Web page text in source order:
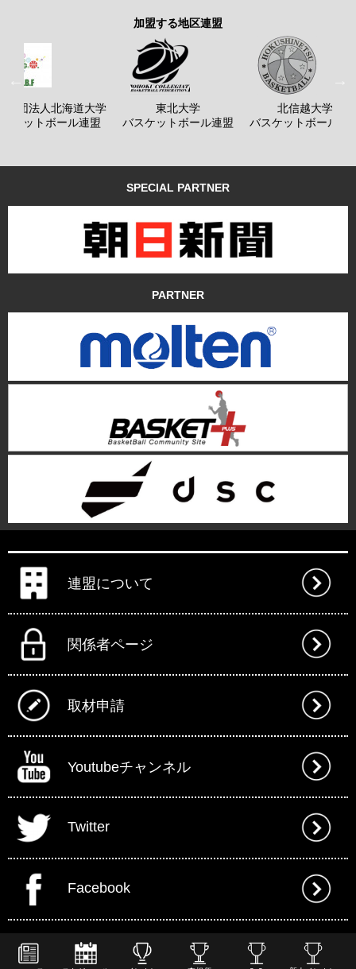
加盟する地区連盟
社団法人北海道大学
ケットボール連盟
東北大学
バスケットボール連盟
北信越大学
バスケットボール連
SPECIAL PARTNER
PARTNER
連盟について
関係者ページ
取材申請
Youtubeチャンネル
Twitter
Facebook